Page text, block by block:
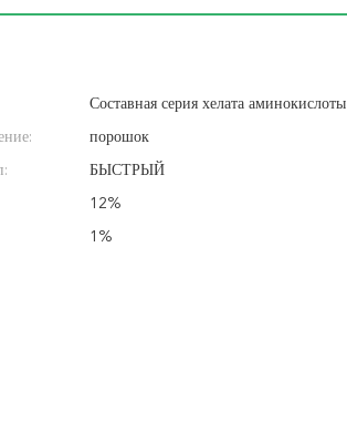
Составная серия хелата аминокислоты
порошок
БЫСТРЫЙ
12%
1%